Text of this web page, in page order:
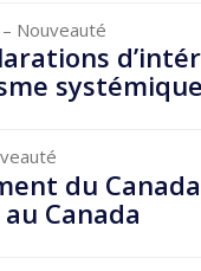
– Nouveauté
systémique
du
Canada